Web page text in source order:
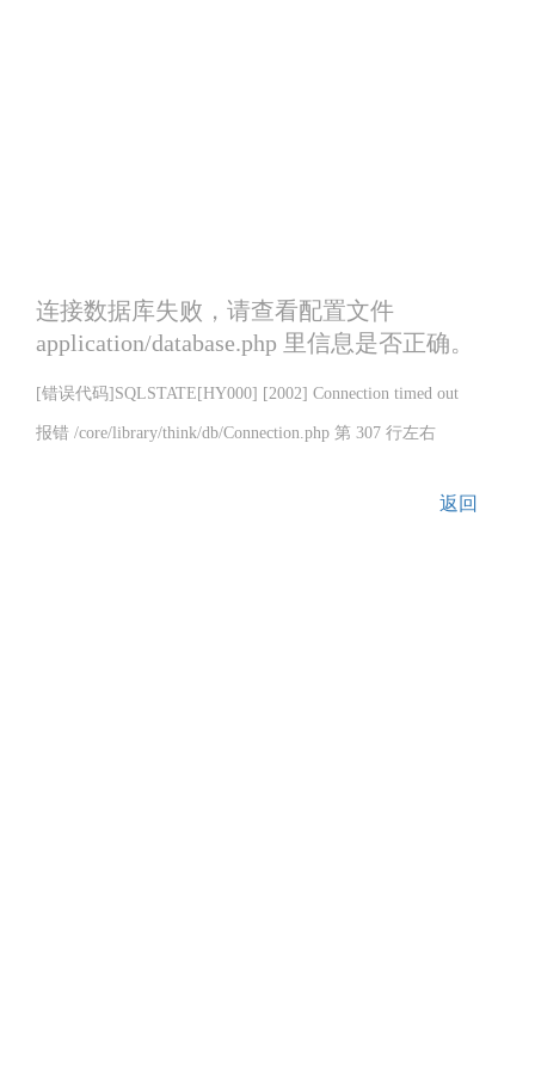
连接数据库失败，请查看配置文件
application/database.php 里信息是否正确。
[错误代码]SQLSTATE[HY000] [2002] Connection timed out
报错 /core/library/think/db/Connection.php 第 307 行左右
返回